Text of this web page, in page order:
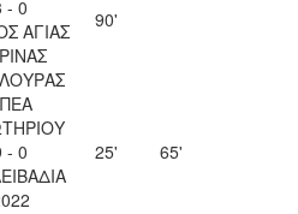
- 0
ΑΓΙΑΣ
90'
- 0
25' 65'